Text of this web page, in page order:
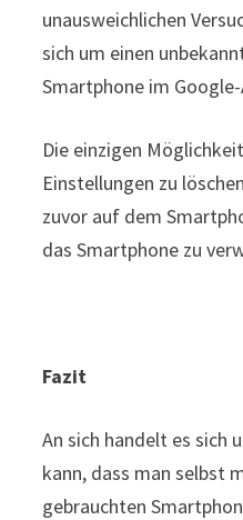
unausweichlichen
sich um einen
Smartphone im
Die einzigen
Einstellungen zu
zuvor auf dem
das Smartphone zu
Fazit
An sich handelt es sich
kann, dass man selbst
gebrauchten